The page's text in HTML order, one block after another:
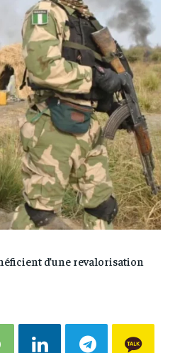
d’une revalorisation